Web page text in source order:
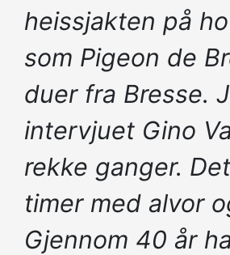
heissjakten på
som Pigeon de
duer fra Bresse.
intervjuet Gino
rekke ganger.
timer med alvor
Gjennom 40 år